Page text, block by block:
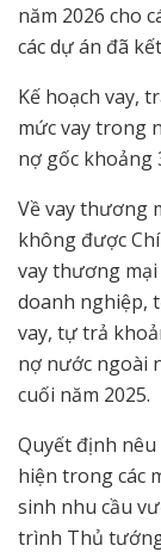
năm 2026 cho
các dự án đã
Kế hoạch vay,
mức vay trong
nợ gốc khoảng
Về vay thương
không được
vay thương
doanh nghiệp,
vay, tự trả
nợ nước ngoài
cuối năm 2025.
Quyết định nêu
hiện trong các
sinh nhu cầu
trình Thủ